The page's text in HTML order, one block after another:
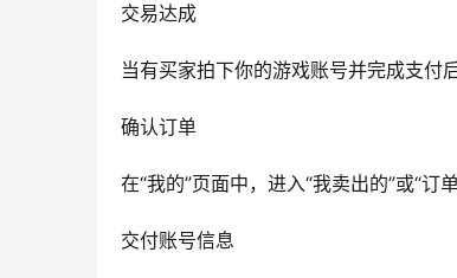
交易达成
当有买家拍下你的游戏账号并完成支付
确认订单
在“我的”页面中，进入“我卖出的”或“订
交付账号信息